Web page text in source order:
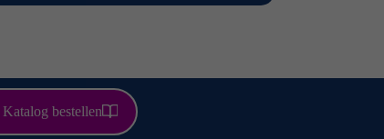
Katalog bestellen